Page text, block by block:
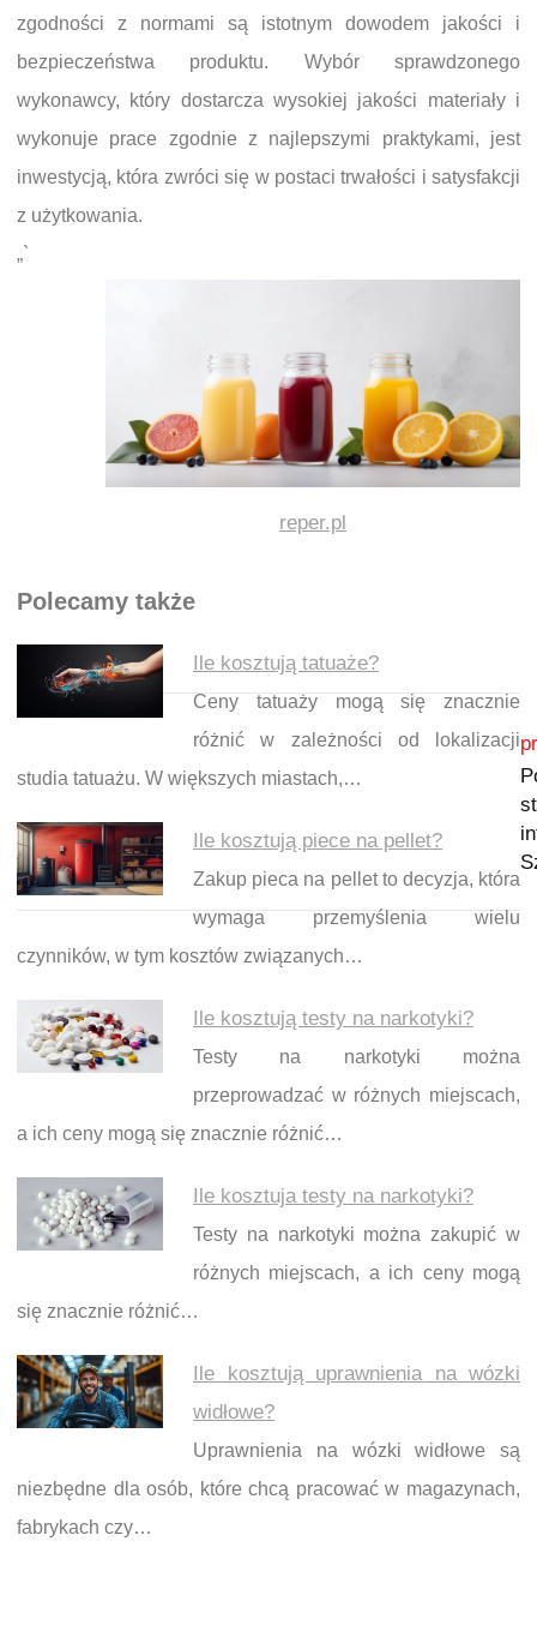
zgodności z normami są istotnym dowodem jakości i
bezpieczeństwa produktu. Wybór sprawdzonego
wykonawcy, który dostarcza wysokiej jakości materiały i
wykonuje prace zgodnie z najlepszymi praktykami, jest
inwestycją, która zwróci się w postaci trwałości i satysfakcji
z użytkowania.
„`
reper.pl
Polecamy także
Ile kosztują tatuaże?
Ceny tatuaży mogą się znacznie
różnić w zależności od lokalizacji
studia tatuażu. W większych miastach,…
Ile kosztują piece na pellet?
Zakup pieca na pellet to decyzja, która
wymaga przemyślenia wielu
czynników, w tym kosztów związanych…
Ile kosztują testy na narkotyki?
Testy na narkotyki można
przeprowadzać w różnych miejscach,
a ich ceny mogą się znacznie różnić…
Ile kosztuja testy na narkotyki?
Testy na narkotyki można zakupić w
różnych miejscach, a ich ceny mogą
się znacznie różnić…
Ile kosztują uprawnienia na wózki
widłowe?
Uprawnienia na wózki widłowe są
niezbędne dla osób, które chcą pracować w magazynach,
fabrykach czy…
Nawigacja wpisu